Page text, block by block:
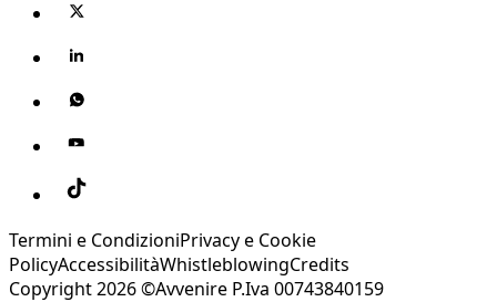
Termini e CondizioniPrivacy e Cookie
PolicyAccessibilitàWhistleblowingCredits
Copyright 2026 ©Avvenire P.Iva 00743840159